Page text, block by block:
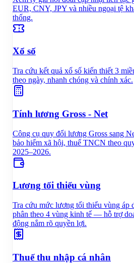
EUR, CNY, JPY và nhiều ngoại tệ
thống.
Xổ số
Tra cứu kết quả xổ số kiến thiết 3
theo ngày, nhanh chóng và chính xác.
Tính lương Gross - Net
Công cụ quy đổi lương Gross sang
bảo hiểm xã hội, thuế TNCN theo
2025–2026.
Lương tối thiểu vùng
Tra cứu mức lương tối thiểu vùng áp
phân theo 4 vùng kinh tế — hỗ trợ
động nắm rõ quyền lợi.
Thuế thu nhập cá nhân